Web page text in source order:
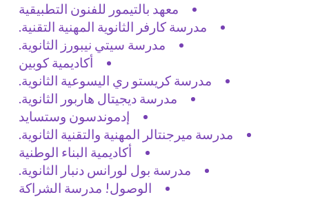
معهد بالتيمور للفنون التطبيقية
مدرسة كارفر الثانوية المهنية التقنية.
مدرسة سيتي نيبورز الثانوية.
أكاديمية كوبين
مدرسة كريستو ري اليسوعية الثانوية.
مدرسة ديجيتال هاربور الثانوية.
إدموندسون وستسايد
مدرسة ميرجنتالر المهنية والتقنية الثانوية.
أكاديمية البناء الوطنية
مدرسة بول لورانس دنبار الثانوية.
الوصول! مدرسة الشراكة